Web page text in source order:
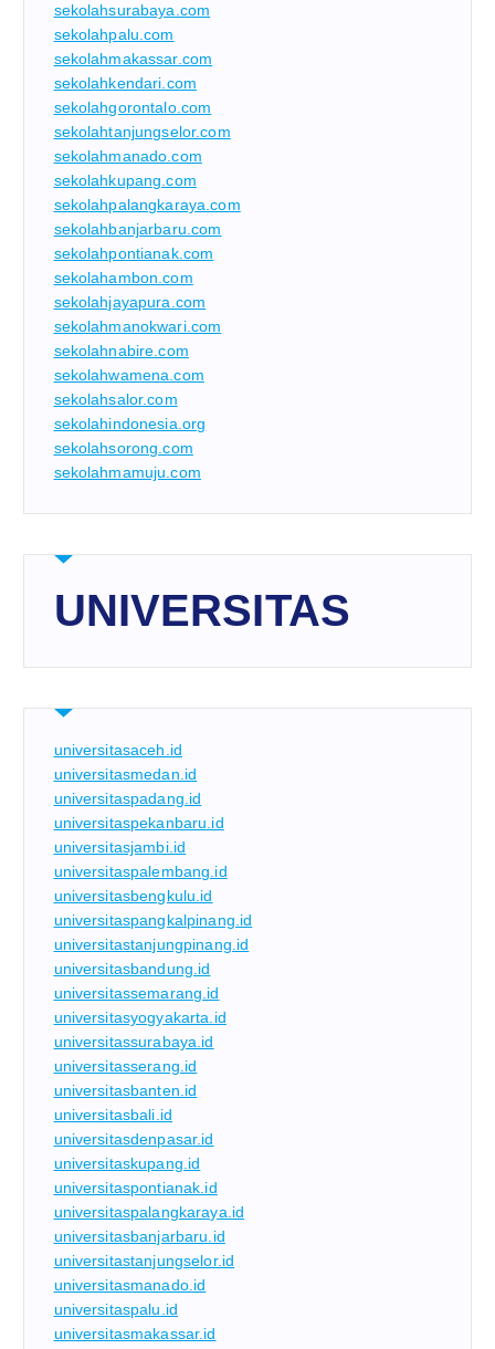
sekolahsurabaya.com
sekolahpalu.com
sekolahmakassar.com
sekolahkendari.com
sekolahgorontalo.com
sekolahtanjungselor.com
sekolahmanado.com
sekolahkupang.com
sekolahpalangkaraya.com
sekolahbanjarbaru.com
sekolahpontianak.com
sekolahambon.com
sekolahjayapura.com
sekolahmanokwari.com
sekolahnabire.com
sekolahwamena.com
sekolahsalor.com
sekolahindonesia.org
sekolahsorong.com
sekolahmamuju.com
UNIVERSITAS
universitasaceh.id
universitasmedan.id
universitaspadang.id
universitaspekanbaru.id
universitasjambi.id
universitaspalembang.id
universitasbengkulu.id
universitaspangkalpinang.id
universitastanjungpinang.id
universitasbandung.id
universitassemarang.id
universitasyogyakarta.id
universitassurabaya.id
universitasserang.id
universitasbanten.id
universitasbali.id
universitasdenpasar.id
universitaskupang.id
universitaspontianak.id
universitaspalangkaraya.id
universitasbanjarbaru.id
universitastanjungselor.id
universitasmanado.id
universitaspalu.id
universitasmakassar.id